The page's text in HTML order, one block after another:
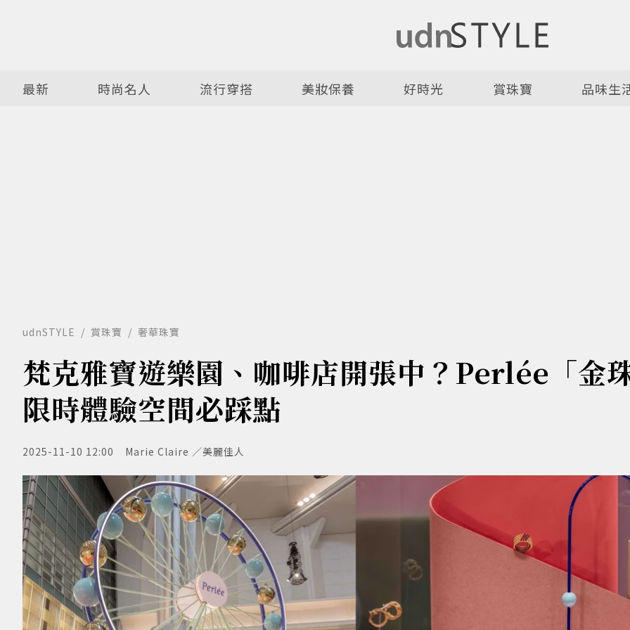
最新 時尚名人 流行穿搭 美妝保養 好時光 賞珠寶 品味生
udnSTYLE 賞珠寶 奢華珠寶
梵克雅寶遊樂園、咖啡店開張中？Perlée「金
限時體驗空間必踩點
2025-11-10 12:00 Marie Claire ／美麗佳人